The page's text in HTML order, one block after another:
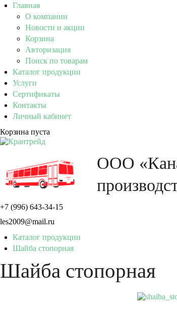
Главная
О компании
Новости и акции
Корзина
Авторизация
Поиск по товарам
Каталог продукции
Услуги
Сертификаты
Контакты
Личный кабинет
Корзина пуста
ООО
+7 (996) 643-34-15
les2009@mail.ru
Каталог продукции
Шайба стопорная
Шайба стопорная